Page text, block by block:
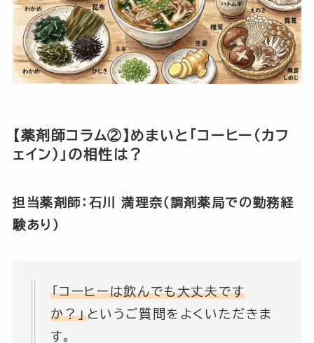
【薬剤師コラム②】めまいと「コーヒー（カフ
ェイン）」の相性は？
担当薬剤師：石川 満理奈（調剤薬局での勤務経
験あり）
「コーヒーは飲んでも大丈夫です
か？」というご質問をよくいただきま
す。